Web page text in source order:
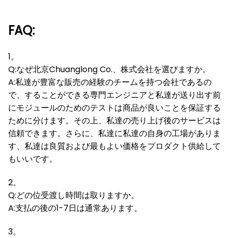
FAQ:
1。
Q:なぜ北京Chuanglong Co.、株式会社を選びますか。
A:私達が豊富な販売の経験のチームを持つ会社であるの
で、することができる専門エンジニアと私達が送り出す前
にモジュールのためのテストは商品が良いことを保証する
ために分けます。その上、私達の売り上げ後のサービスは
信頼できます。さらに、私達に私達の自身の工場がありま
す、私達は良質および最もよい価格をプロダクト供給して
もいいです。
2。
Q:どの位受渡し時間は取りますか。
A:支払の後の1-7日は通常あります。
3。